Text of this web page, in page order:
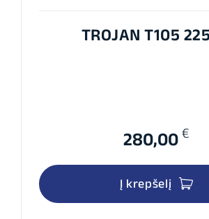
TROJAN T105
280,00 €
Į krepšelį